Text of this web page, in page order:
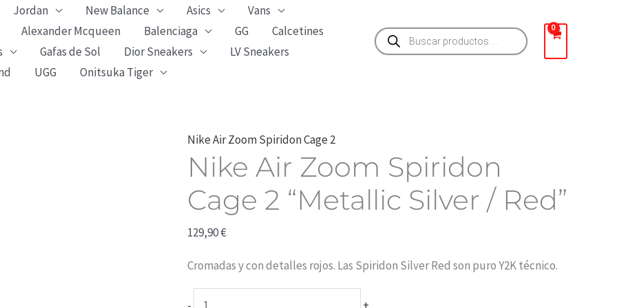
Jordan New Balance Asics
Vans
Alexander Mcqueen
Balenciaga GG
Calcetines
Gafas de Sol Dior Sneakers
LV Sneakers
UGG Onitsuka Tiger
Búsqueda
de
productos
Nike Air Zoom Spiridon Cage 2
Nike Air Zoom Spiridon
Cage 2 “Metallic Silver / Red”
129,90€
Cromadas y con detalles rojos. Las Spiridon Silver Red son puro Y2K técnico.
Nike
Air
Zoom
Spiridon
“Metallic
Silver
“Metallic
cantidad